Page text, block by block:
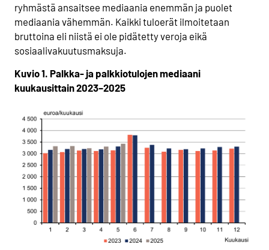
ryhmästä ansaitsee mediaania enemmän ja puolet
mediaania vähemmän. Kaikki tuloerät ilmoitetaan
bruttoina eli niistä ei ole pidätetty veroja eikä
sosiaalivakuutusmaksuja.
Kuvio 1. Palkka- ja palkkiotulojen mediaani
kuukausittain 2023–2025